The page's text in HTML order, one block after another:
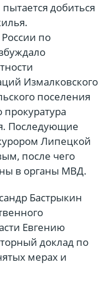
добиться
по
Измалковского
поселения
прокуратура
Последующие
Липецкой
после чего
в органы МВД.
Бастрыкин
Евгению
доклад по
мерах и